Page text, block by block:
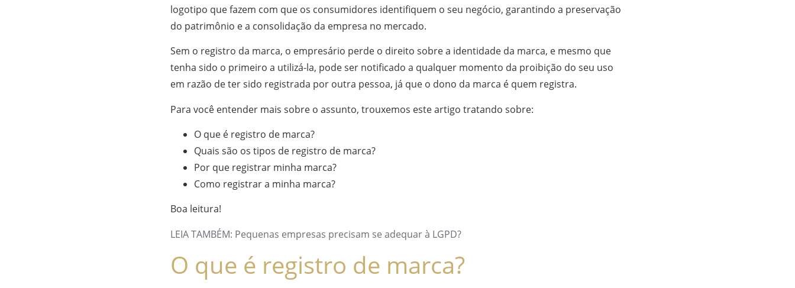
logotipo que fazem com que os consumidores identifiquem o seu negócio, garantindo a preservação
do patrimônio e a consolidação da empresa no mercado.
Sem o registro da marca, o empresário perde o direito sobre a identidade da marca, e mesmo que
tenha sido o primeiro a utilizá-la, pode ser notificado a qualquer momento da proibição do seu uso
em razão de ter sido registrada por outra pessoa, já que o dono da marca é quem registra.
Para você entender mais sobre o assunto, trouxemos este artigo tratando sobre:
O que é registro de marca?
Quais são os tipos de registro de marca?
Por que registrar minha marca?
Como registrar a minha marca?
Boa leitura!
LEIA TAMBÉM: Pequenas empresas precisam se adequar à LGPD?
O que é registro de marca?